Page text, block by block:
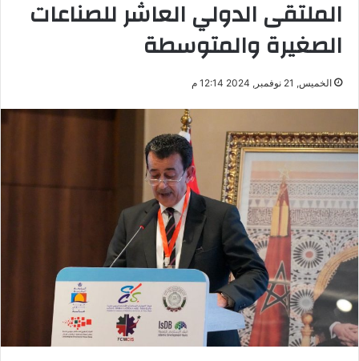
الملتقى الدولي العاشر للصناعات
الصغيرة والمتوسطة
الخميس, 21 نوفمبر, 2024 12:14 م